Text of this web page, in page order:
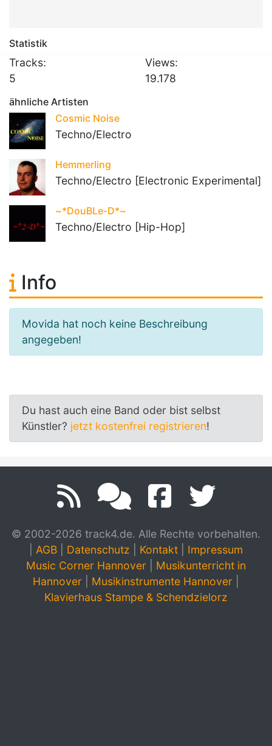
Statistik
Tracks:
5
Views:
19.178
ähnliche Artisten
Cosmic Noise
Techno/Electro
Hemmerling
Techno/Electro [Electronic Experimental]
~*DouBLe-D*~
Techno/Electro [Hip-Hop]
Info
Movida hat noch keine Beschreibung
angegeben!
Du hast auch eine Band oder bist selbst
Künstler? jetzt kostenfrei registrieren!
© 2002-2026 track4.de. Alle Rechte vorbehalten.
AGB Datenschutz Kontakt
Impressum
Music Corner Hannover
Musikunterricht in
Hannover
Musikinstrumente Hannover
Klavierhaus Stampe & Schendzielorz